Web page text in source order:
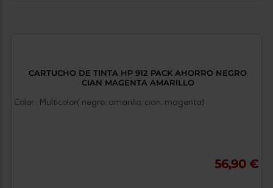
CARTUCHO DE TINTA HP 912 PACK AHORRO NEGRO
CIAN MAGENTA AMARILLO
Color : Multicolor( negro, amarillo, cian, magenta)
56,90 €